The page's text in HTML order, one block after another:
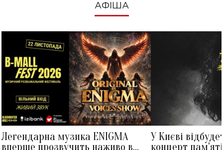
АФІША
Легендарна музика ENIGMA
вперше прозвучить наживо в
У Києві
концерт